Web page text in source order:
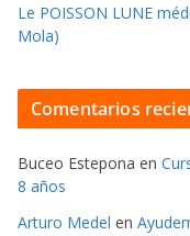
Le POISSON LUNE
Mola)
Comentarios
Buceo Estepona en
8 años
Arturo Medel en